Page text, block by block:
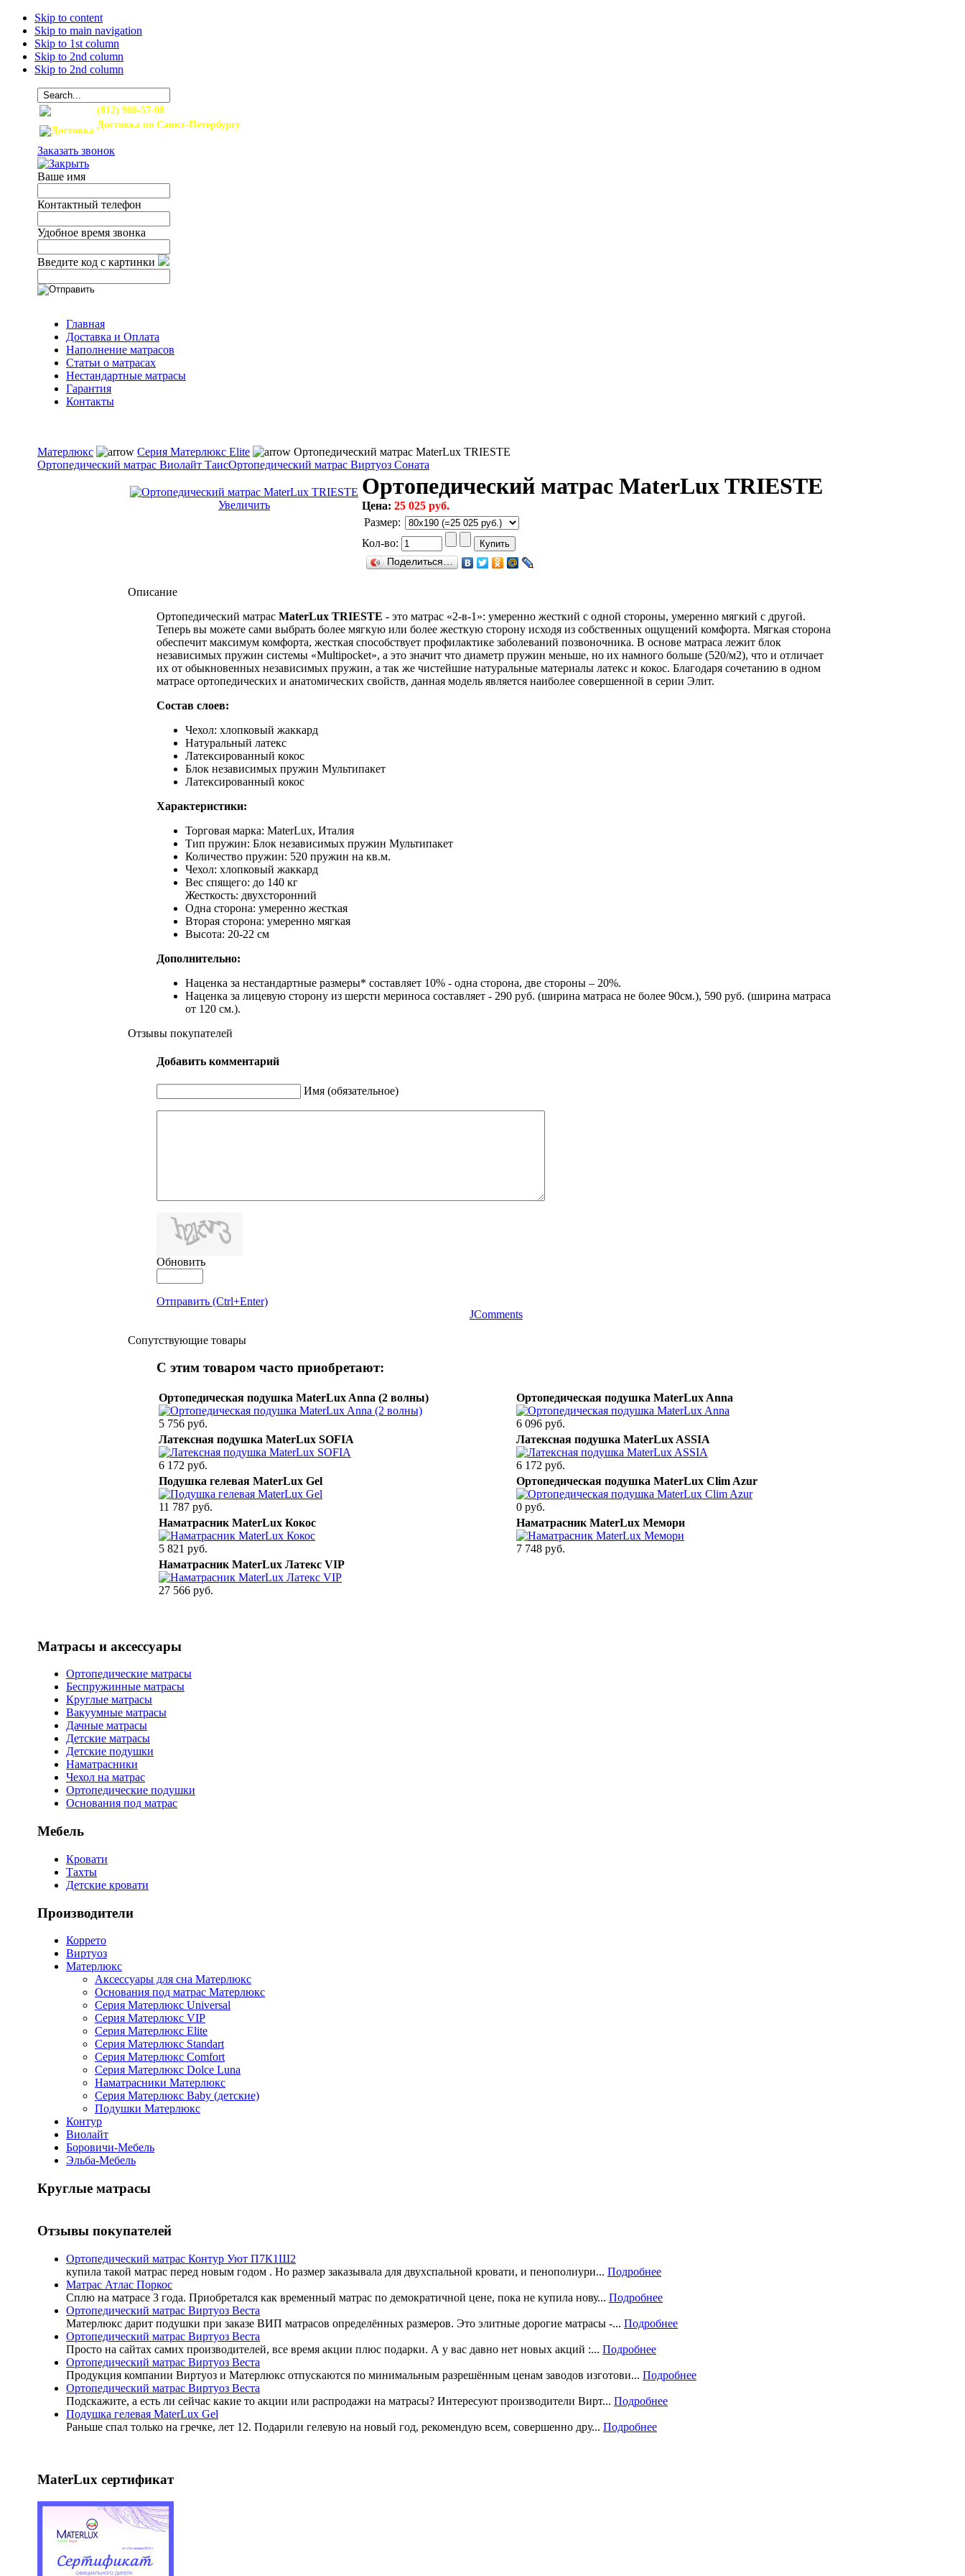
Skip to content
Skip to main navigation
Skip to 1st column
Skip to 2nd column
Skip to 2nd column
(812) 980-57-08
Доставка по Санкт-Петербургу
Заказать звонок
Ваше имя
Контактный телефон
Удобное время звонка
Введите код с картинки
Главная
Доставка и Оплата
Наполнение матрасов
Cтатьи о матрасах
Нестандартные матрасы
Гарантия
Контакты
Матерлюкс Серия Матерлюкс Elite
Ортопедический матрас MaterLux TRIESTE
Ортопедический матрас Виолайт ТаисОртопедический матрас Виртуоз Соната
Увеличить
Ортопедический матрас MaterLux TRIESTE
Цена: 25 025 руб.
Размер:
Кол-во:
Поделиться…
Описание
Ортопедический матрас MaterLux TRIESTE - это матрас «2-в-1»: умеренно жесткий с одной стороны, умеренно мягкий с другой.
Теперь вы можете сами выбрать более мягкую или более жесткую сторону исходя из собственных ощущений комфорта. Мягкая сторона
обеспечит максимум комфорта, жесткая способствует профилактике заболеваний позвоночника. В основе матраса лежит блок
независимых пружин системы «Multipocket», а это значит что диаметр пружин меньше, но их намного больше (520/м2), что и отличает
их от обыкновенных независимых пружин, а так же чистейшие натуральные материалы латекс и кокос. Благодаря сочетанию в одном
матрасе ортопедических и анатомических свойств, данная модель является наиболее совершенной в серии Элит.
Состав слоев:
Чехол: хлопковый жаккард
Натуральный латекс
Латексированный кокос
Блок независимых пружин Мультипакет
Латексированный кокос
Характеристики:
Торговая марка: MaterLux, Италия
Тип пружин: Блок независимых пружин Мультипакет
Количество пружин: 520 пружин на кв.м.
Чехол: хлопковый жаккард
Вес спящего: до 140 кг
Жесткость: двухсторонний
Одна сторона: умеренно жесткая
Вторая сторона: умеренно мягкая
Высота: 20-22 см
Дополнительно:
Наценка за нестандартные размеры* составляет 10% - одна сторона, две стороны – 20%.
Наценка за лицевую сторону из шерсти мериноса составляет - 290 руб. (ширина матраса не более 90см.), 590 руб. (ширина матраса
от 120 см.).
Отзывы покупателей
Добавить комментарий
Имя (обязательное)
Обновить
Отправить (Ctrl+Enter)
JComments
Сопутствующие товары
С этим товаром часто приобретают:
Ортопедическая подушка MaterLux Anna (2 волны)
5 756 руб.
Ортопедическая подушка MaterLux Anna
6 096 руб.
Латексная подушка MaterLux SOFIA
6 172 руб.
Латексная подушка MaterLux ASSIA
6 172 руб.
Подушка гелевая MaterLux Gel
11 787 руб.
Ортопедическая подушка MaterLux Clim Azur
0 руб.
Наматрасник MaterLux Кокос
5 821 руб.
Наматрасник MaterLux Мемори
7 748 руб.
Наматрасник MaterLux Латекс VIP
27 566 руб.
Матрасы и аксессуары
Ортопедические матрасы
Беспружинные матрасы
Круглые матрасы
Вакуумные матрасы
Дачные матрасы
Детские матрасы
Детские подушки
Наматрасники
Чехол на матрас
Ортопедические подушки
Основания под матрас
Мебель
Кровати
Тахты
Детские кровати
Производители
Коррето
Виртуоз
Матерлюкс
Aксессуары для сна Матерлюкс
Основания под матрас Матерлюкс
Серия Матерлюкс Universal
Серия Матерлюкс VIP
Серия Матерлюкс Elite
Серия Матерлюкс Standart
Серия Матерлюкс Comfort
Серия Матерлюкс Dolce Luna
Наматрасники Матерлюкс
Серия Матерлюкс Baby (детские)
Подушки Матерлюкс
Контур
Виолайт
Боровичи-Мебель
Эльба-Мебель
Круглые матрасы
Отзывы покупателей
Ортопедический матрас Контур Уют П7К1Ш2
купила такой матрас перед новым годом . Но размер заказывала для двухспальной кровати, и пенополиури... Подробнее
Матрас Атлас Поркос
Сплю на матрасе 3 года. Приобретался как временный матрас по демократичной цене, пока не купила нову... Подробнее
Ортопедический матрас Виртуоз Веста
Матерлюкс дарит подушки при заказе ВИП матрасов определённых размеров. Это элитные дорогие матрасы -... Подробнее
Ортопедический матрас Виртуоз Веста
Просто на сайтах самих производителей, все время акции плюс подарки. А у вас давно нет новых акций :... Подробнее
Ортопедический матрас Виртуоз Веста
Продукция компании Виртуоз и Матерлюкс отпускаются по минимальным разрешённым ценам заводов изготови... Подробнее
Ортопедический матрас Виртуоз Веста
Подскажите, а есть ли сейчас какие то акции или распродажи на матрасы? Интересуют производители Вирт... Подробнее
Подушка гелевая MaterLux Gel
Раньше спал только на гречке, лет 12. Подарили гелевую на новый год, рекомендую всем, совершенно дру... Подробнее
MaterLux сертификат